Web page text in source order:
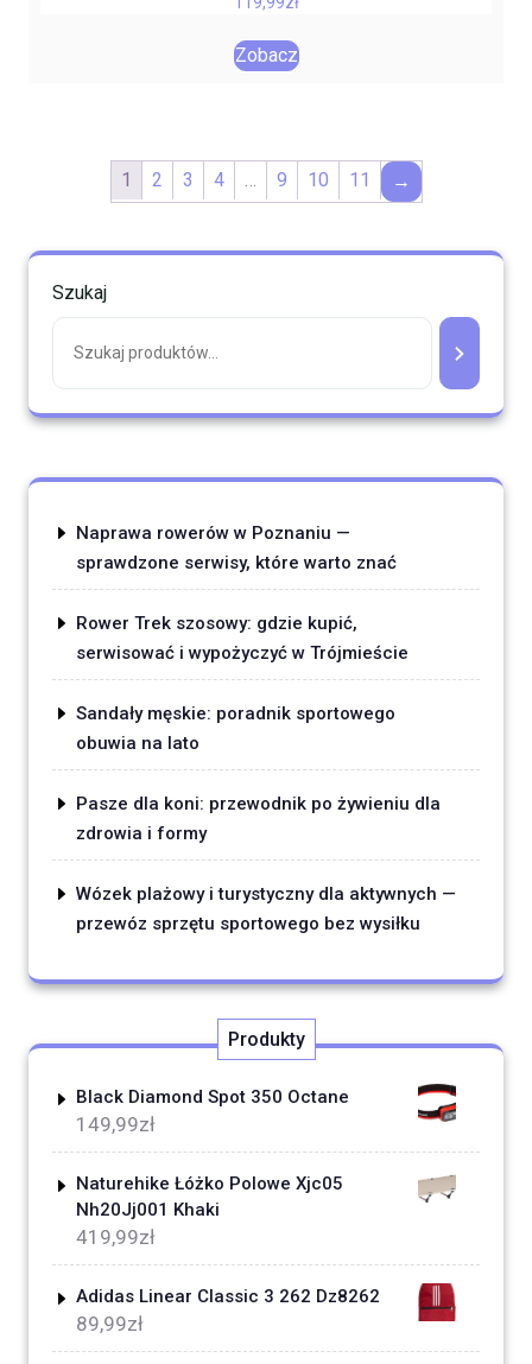
Zobacz
1 2 3 4 … 9 10 11 →
Szukaj
Naprawa rowerów w Poznaniu —
sprawdzone serwisy, które warto znać
Rower Trek szosowy: gdzie kupić,
serwisować i wypożyczyć w Trójmieście
Sandały męskie: poradnik sportowego
obuwia na lato
Pasze dla koni: przewodnik po żywieniu dla
zdrowia i formy
Wózek plażowy i turystyczny dla aktywnych —
przewóz sprzętu sportowego bez wysiłku
Produkty
Black Diamond Spot 350 Octane
149,99zł
Naturehike Łóżko Polowe Xjc05
Nh20Jj001 Khaki
419,99zł
Adidas Linear Classic 3 262 Dz8262
89,99zł